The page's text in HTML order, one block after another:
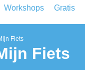
Workshops Gratis
Fiets
Fiets